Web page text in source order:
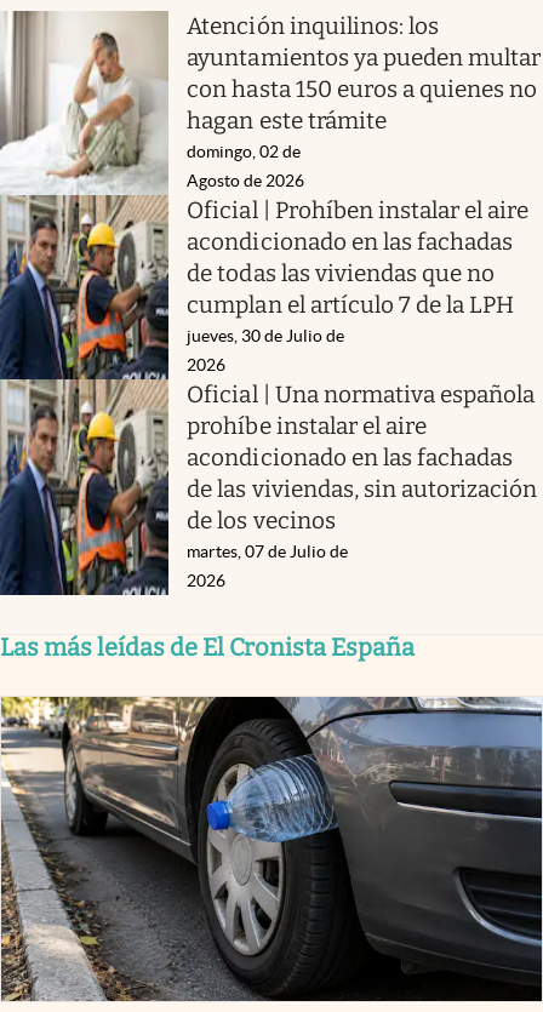
Atención inquilinos: los
ayuntamientos ya pueden multar
con hasta 150 euros a quienes no
hagan este trámite
domingo, 02 de
Agosto de 2026
Oficial | Prohíben instalar el aire
acondicionado en las fachadas
de todas las viviendas que no
cumplan el artículo 7 de la LPH
jueves, 30 de Julio de
2026
Oficial | Una normativa española
prohíbe instalar el aire
acondicionado en las fachadas
de las viviendas, sin autorización
de los vecinos
martes, 07 de Julio de
2026
Las más leídas de El Cronista España